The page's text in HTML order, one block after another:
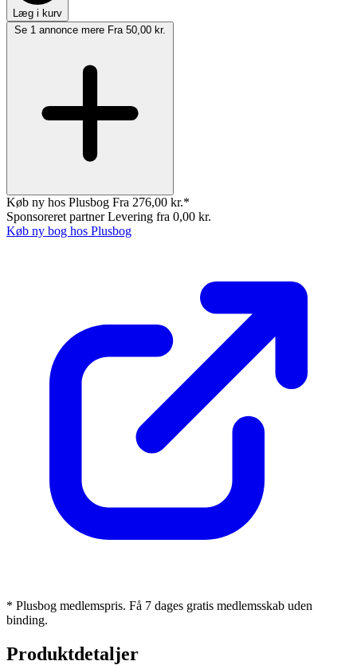
Læg i kurv
Se 1 annonce mere Fra 50,00 kr.
Køb ny hos Plusbog Fra 276,00 kr.*
Sponsoreret partnerLevering fra 0,00 kr.
Køb ny bog hos Plusbog
* Plusbog medlemspris. Få 7 dages gratis medlemsskab uden
binding.
Produktdetaljer